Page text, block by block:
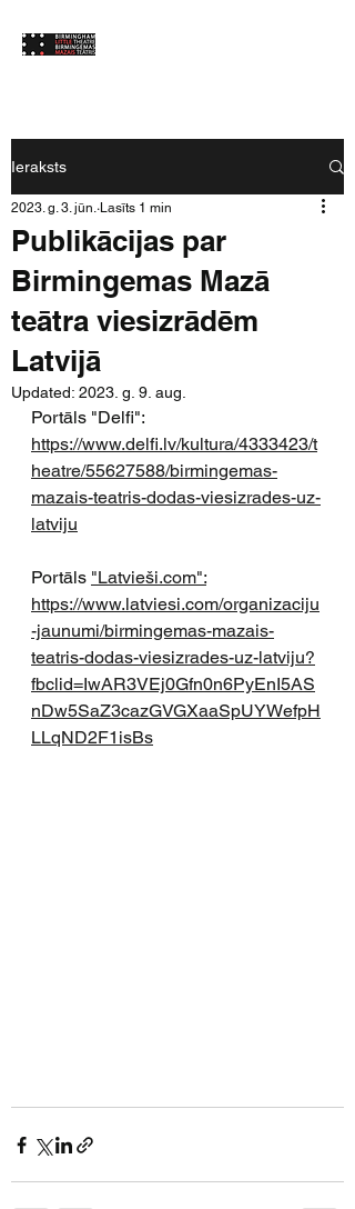
Ieraksts
Publikācijas par
Birmingemas Mazā
teātra viesizrādēm
Latvijā
2023. g. 3. jūn. Lasīts 1 min
Updated: 2023. g. 9. aug.
Portāls "Delfi":
https://www.delfi.lv/kultura/4333423/t
heatre/55627588/birmingemas-
mazais-teatris-dodas-viesizrades-uz-
latviju
Portāls "Latvieši.com":
https://www.latviesi.com/organizaciju
-jaunumi/birmingemas-mazais-
teatris-dodas-viesizrades-uz-latviju?
fbclid=IwAR3VEj0Gfn0n6PyEnI5AS
nDw5SaZ3cazGVGXaaSpUYWefpH
LLqND2F1isBs